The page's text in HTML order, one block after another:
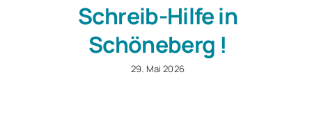
Schreib-Hilfe in
Schöneberg !
29. Mai 2026